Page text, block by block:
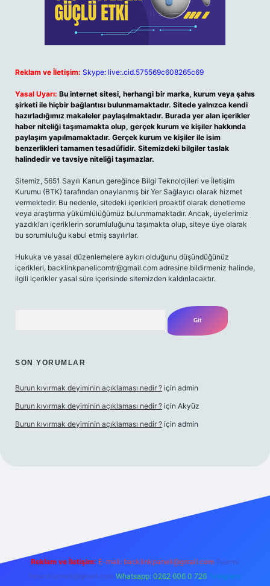
Reklam ve İletişim: Skype: live:.cid.575569c608265c69
Yasal Uyarı: Bu internet sitesi, herhangi bir marka, kurum veya şahıs
şirketi ile hiçbir bağlantısı bulunmamaktadır. Sitede yalnızca kendi
hazırladığımız makaleler paylaşılmaktadır. Burada yer alan içerikler
haber niteliği taşımamakta olup, gerçek kurum ve kişiler hakkında
paylaşım yapılmamaktadır. Gerçek kurum ve kişiler ile isim
benzerlikleri tamamen tesadüfidir. Sitemizdeki bilgiler taslak
halindedir ve tavsiye niteliği taşımazlar.
Sitemiz, 5651 Sayılı Kanun gereğince Bilgi Teknolojileri ve İletişim
Kurumu (BTK) tarafından onaylanmış bir Yer Sağlayıcı olarak hizmet
vermektedir. Bu nedenle, sitedeki içerikleri proaktif olarak denetleme
veya araştırma yükümlülüğümüz bulunmamaktadır. Ancak, üyelerimiz
yazdıkları içeriklerin sorumluluğunu taşımakta olup, siteye üye olarak
bu sorumluluğu kabul etmiş sayılırlar.
Hukuka ve yasal düzenlemelere aykırı olduğunu düşündüğünüz
içerikleri, backlinkpanelicomtr@gmail.com adresine bildirmeniz halinde,
ilgili içerikler yasal süre içerisinde sitemizden kaldırılacaktır.
SON YORUMLAR
Burun kıvırmak deyiminin açıklaması nedir ? için admin
Burun kıvırmak deyiminin açıklaması nedir ? için Akyüz
Burun kıvırmak deyiminin açıklaması nedir ? için admin
Reklam ve İletişim: E-mail: backlinkpaneli@gmail.com Teams:
forumhizmeti@gmail.com Whatsapp: 0262 606 0 726 Telegram: